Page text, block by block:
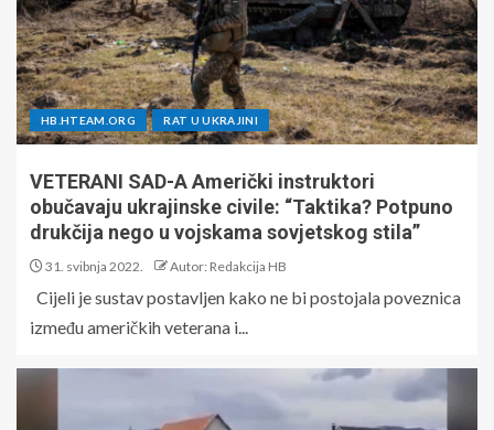
HB.HTEAM.ORG RAT U UKRAJINI
VETERANI SAD-A Američki instruktori
obučavaju ukrajinske civile: “Taktika? Potpuno
drukčija nego u vojskama sovjetskog stila”
31. svibnja 2022. Autor: Redakcija HB
Cijeli je sustav postavljen kako ne bi postojala poveznica
između američkih veterana i...